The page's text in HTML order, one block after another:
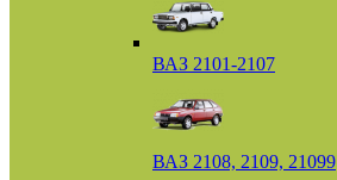
ВАЗ 2101-2107
ВАЗ 2108, 2109, 21099